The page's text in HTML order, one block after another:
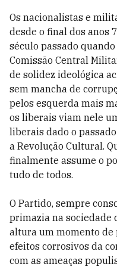
Os nacionalistas e
desde o final dos anos
século passado
Comissão Central
de solidez ideológica
sem mancha de
pelos esquerda mais
os liberais viam nele
liberais dado o
a Revolução Cultural.
finalmente assume o
tudo de todos.
O Partido, sempre
primazia na sociedade
altura um momento de
efeitos corrosivos da
com as ameaças